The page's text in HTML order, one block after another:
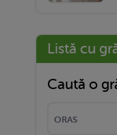
Listă cu
Caută o